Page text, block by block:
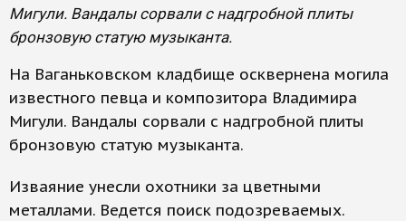
Мигули. Вандалы сорвали с надгробной плиты
бронзовую статую музыканта.
На Ваганьковском кладбище осквернена могила
известного певца и композитора Владимира
Мигули. Вандалы сорвали с надгробной плиты
бронзовую статую музыканта.
Изваяние унесли охотники за цветными
металлами. Ведется поиск подозреваемых.